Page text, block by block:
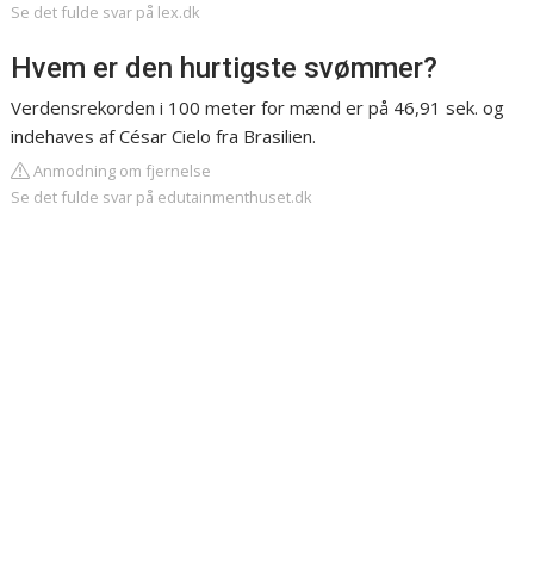
Se det fulde svar på lex.dk
Hvem er den hurtigste svømmer?
Verdensrekorden i 100 meter for mænd er på 46,91 sek. og
indehaves af César Cielo fra Brasilien.
Anmodning om fjernelse
Se det fulde svar på edutainmenthuset.dk